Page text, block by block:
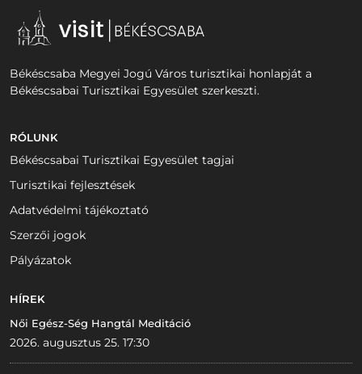
Békéscsaba Megyei Jogú Város turisztikai honlapját a
Békéscsabai Turisztikai Egyesület szerkeszti.
RÓLUNK
Békéscsabai Turisztikai Egyesület tagjai
Turisztikai fejlesztések
Adatvédelmi tájékoztató
Szerzői jogok
Pályázatok
HÍREK
Női Egész-Ség Hangtál Meditáció
2026. augusztus 25. 17:30